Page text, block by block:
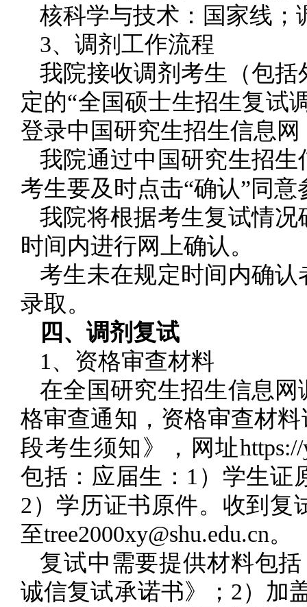
核科学与技术：国家线；
3、调剂工作流程
我院接收调剂考生（包
定的“全国硕士生招生复试
登录中国研究生招生信息网
我院通过中国研究生招
考生要及时点击“确认”同意
我院将根据考生复试情
时间内进行网上确认。
考生未在规定时间内确
录取。
四、调剂复试
1、资格审查材料
在全国研究生招生信息
格审查通知，资格审查材
段考生须知》，网址https://
包括：应届生：1）学生证
2）学历证书原件。收到复
至tree2000xy@shu.edu.cn。
复试中需要提供材料包
诚信复试承诺书》；2）加